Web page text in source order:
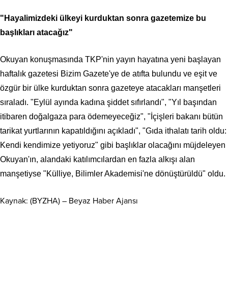
"Hayalimizdeki ülkeyi kurduktan sonra gazetemize bu
başlıkları atacağız"
Okuyan konuşmasında TKP'nin yayın hayatına yeni başlayan
haftalık gazetesi Bizim Gazete'ye de atıfta bulundu ve eşit ve
özgür bir ülke kurduktan sonra gazeteye atacakları manşetleri
sıraladı. "Eylül ayında kadına şiddet sıfırlandı", "Yıl başından
itibaren doğalgaza para ödemeyeceğiz", "İçişleri bakanı bütün
tarikat yurtlarının kapatıldığını açıkladı", "Gıda ithalatı tarih oldu:
Kendi kendimize yetiyoruz" gibi başlıklar olacağını müjdeleyen
Okuyan'ın, alandaki katılımcılardan en fazla alkışı alan
manşetiyse "Külliye, Bilimler Akademisi'ne dönüştürüldü" oldu.
Kaynak: (BYZHA) – Beyaz Haber Ajansı